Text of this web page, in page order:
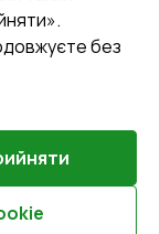
.
.
?
без